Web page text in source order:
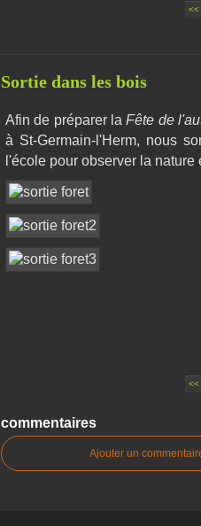
<<
Sortie dans les bois
Afin de préparer laFête de
à St-Germain-l'Herm, nous
l'école pour observer la nature
<<
commentaires
Ajouter un